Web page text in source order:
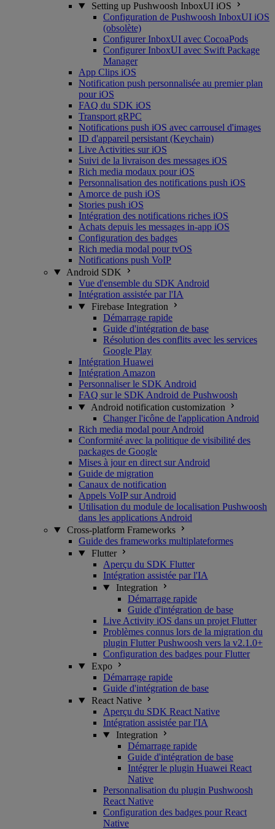
Setting up Pushwoosh InboxUI iOS
Configuration de Pushwoosh InboxUI iOS
(obsolète)
Configurer InboxUI avec CocoaPods
Configurer InboxUI avec Swift Package
Manager
App Clips iOS
Notification push personnalisée au premier plan
pour iOS
FAQ du SDK iOS
Transport gRPC
Notifications push iOS avec carrousel d'images
ID d'appareil persistant (Keychain)
Live Activities sur iOS
Suivi de la livraison des messages iOS
Rich media modaux pour iOS
Personnalisation des notifications push iOS
Amorce de push iOS
Stories push iOS
Intégration des notifications riches iOS
Achats depuis les messages in-app iOS
Configuration des badges
Rich media modal pour tvOS
Notifications push VoIP
Android SDK
Vue d'ensemble du SDK Android
Intégration assistée par l'IA
Firebase Integration
Démarrage rapide
Guide d'intégration de base
Résolution des conflits avec les services
Google Play
Intégration Huawei
Intégration Amazon
Personnaliser le SDK Android
FAQ sur le SDK Android de Pushwoosh
Android notification customization
Changer l'icône de l'application Android
Rich media modal pour Android
Conformité avec la politique de visibilité des
packages de Google
Mises à jour en direct sur Android
Guide de migration
Canaux de notification
Appels VoIP sur Android
Utilisation du module de localisation Pushwoosh
dans les applications Android
Cross-platform Frameworks
Guide des frameworks multiplateformes
Flutter
Aperçu du SDK Flutter
Intégration assistée par l'IA
Integration
Démarrage rapide
Guide d'intégration de base
Live Activity iOS dans un projet Flutter
Problèmes connus lors de la migration du
plugin Flutter Pushwoosh vers la v2.1.0+
Configuration des badges pour Flutter
Expo
Démarrage rapide
Guide d'intégration de base
React Native
Aperçu du SDK React Native
Intégration assistée par l'IA
Integration
Démarrage rapide
Guide d'intégration de base
Intégrer le plugin Huawei React
Native
Personnalisation du plugin Pushwoosh
React Native
Configuration des badges pour React
Native